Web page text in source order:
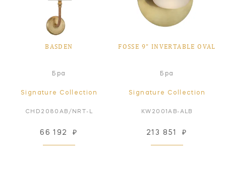
BASDEN
Бра
Signature Collection
CHD2080AB/NRT-L
66 192 ₽
FOSSE 9" INVERTABLE OVAL
Бра
Signature Collection
KW2001AB-ALB
213 851 ₽